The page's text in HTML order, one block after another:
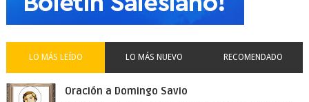
LO MÁS LEÍDO LO MÁS NUEVO RECOMENDADO
Oración a Domingo Savio